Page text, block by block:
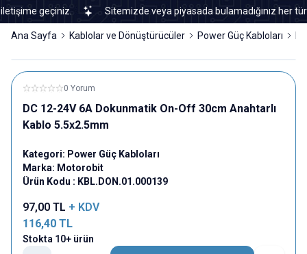
geçiniz. Sitemizde veya piyasada bulamadığınız her
Ana Sayfa Kablolar ve Dönüştürücüler Power Güç Kabloları
0 Yorum
DC 12-24V 6A Dokunmatik On-Off 30cm Anahtarlı
Kablo 5.5x2.5mm
Kategori: Power Güç Kabloları
Marka: Motorobit
Ürün Kodu : KBL.DON.01.000139
97,00 TL + KDV
116,40 TL
Stokta 10+ ürün